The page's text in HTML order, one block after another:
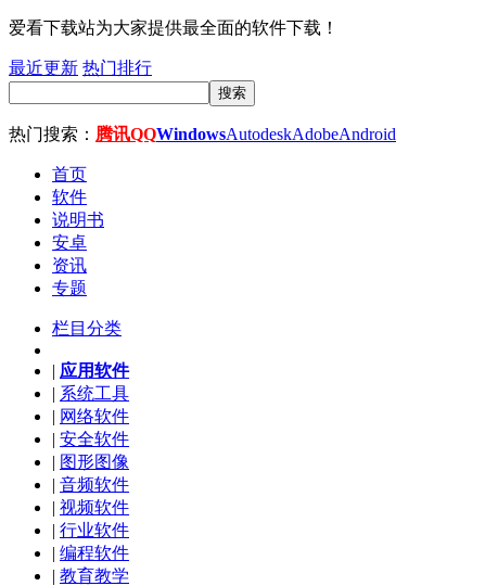
爱看下载站为大家提供最全面的软件下载！
最近更新 热门排行
搜索
热门搜索： 腾讯QQWindowsAutodeskAdobeAndroid
首页
软件
说明书
安卓
资讯
专题
栏目分类
| 应用软件
| 系统工具
| 网络软件
| 安全软件
| 图形图像
| 音频软件
| 视频软件
| 行业软件
| 编程软件
| 教育教学